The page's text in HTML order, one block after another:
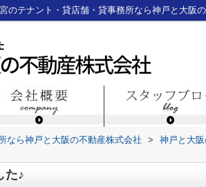
のテナント・貸店舗・貸事務所なら神戸と大阪
なら神戸と大阪の不動産株式会社 > 神戸と大
た♪